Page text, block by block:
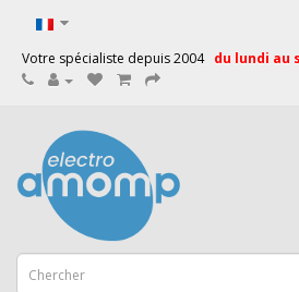
Votre spécialiste depuis 2004 du lundi au